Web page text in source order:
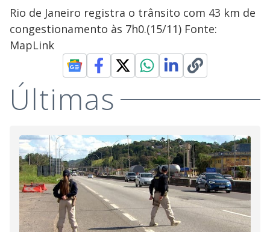
Rio de Janeiro registra o trânsito com 43 km de
congestionamento às 7h0.(15/11) Fonte:
MapLink
Últimas